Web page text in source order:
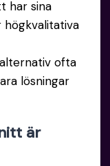
har sina
högkvalitativa
ofta
lösningar
är